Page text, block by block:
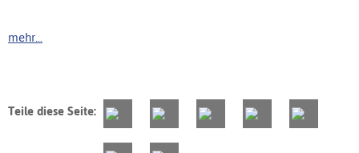
mehr...
Teile diese Seite: